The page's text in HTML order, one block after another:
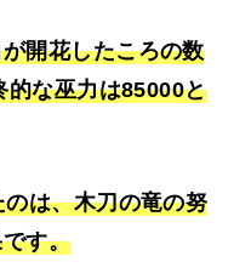
開花したころの数
的な巫力は85000と
は、木刀の竜の努
す。